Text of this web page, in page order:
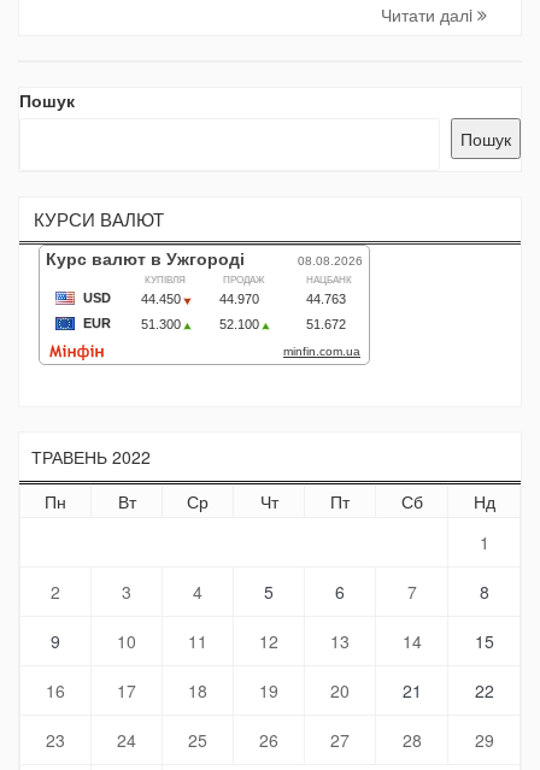
Читати далi
Пошук
Пошук
КУРСИ ВАЛЮТ
ТРАВЕНЬ 2022
Пн
Вт Ср Чт Пт Сб
Нд
1
2 3 4 5 6 7 8
9 10 11 12 13 14 15
16 17 18 19 20 21 22
23 24 25 26 27 28 29